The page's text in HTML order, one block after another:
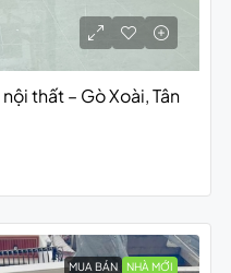
thất – Gò Xoài, Tân
MUA BÁN NHÀ MỚI